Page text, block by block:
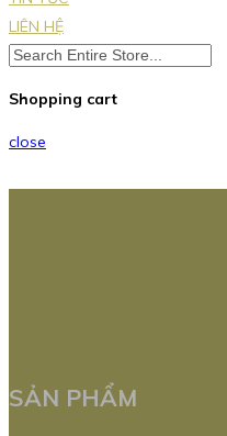
LIÊN HỆ
Shopping cart
close
SẢN PHẨM